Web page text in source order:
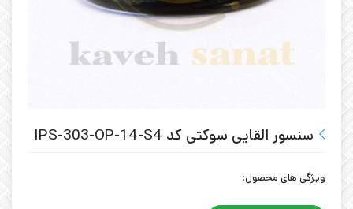
سنسور القایی سوکتی کد IPS-303-OP-14-S4
ویژگی های محصول: